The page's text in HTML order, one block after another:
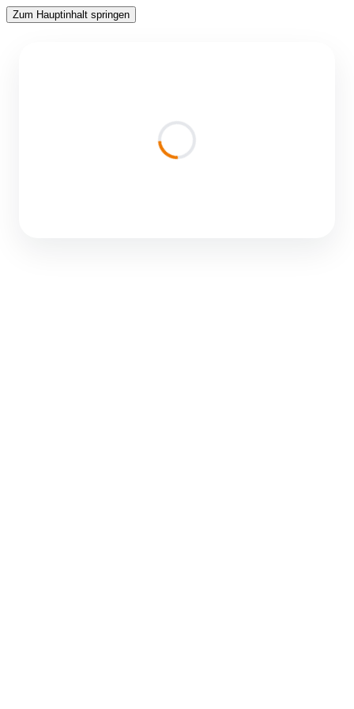
Zum Hauptinhalt springen